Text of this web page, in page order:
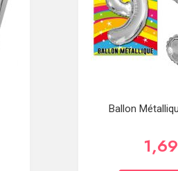
Ballon